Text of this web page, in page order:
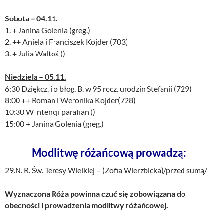
Sobota – 04.11.
1. + Janina Golenia (greg.)
2. ++ Aniela i Franciszek Kojder (703)
3. + Julia Waltoś ()
Niedziela – 05.11.
6:30 Dziękcz. i o błog. B. w 95 rocz. urodzin Stefanii (729)
8:00 ++ Roman i Weronika Kojder(728)
10:30 W intencji parafian ()
15:00 + Janina Golenia (greg.)
Modlitwę różańcową prowadzą:
29.N. R. Św. Teresy Wielkiej – (Zofia Wierzbicka)/przed sumą/
Wyznaczona Róża powinna czuć się zobowiązana do
obecności i prowadzenia modlitwy różańcowej.